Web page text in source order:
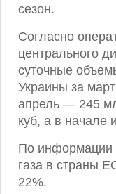
сезон.
Согласно
центрального
суточные
Украины за
апрель — 245
куб, а в начале
По информации
газа в страны
22%.